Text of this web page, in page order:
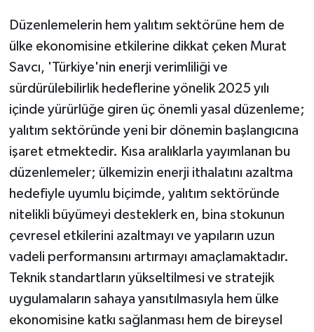
Düzenlemelerin hem yalıtım sektörüne hem de
ülke ekonomisine etkilerine dikkat çeken Murat
Savcı, 'Türkiye'nin enerji verimliliği ve
sürdürülebilirlik hedeflerine yönelik 2025 yılı
içinde yürürlüğe giren üç önemli yasal düzenleme;
yalıtım sektöründe yeni bir dönemin başlangıcına
işaret etmektedir. Kısa aralıklarla yayımlanan bu
düzenlemeler; ülkemizin enerji ithalatını azaltma
hedefiyle uyumlu biçimde, yalıtım sektöründe
nitelikli büyümeyi desteklerk en, bina stokunun
çevresel etkilerini azaltmayı ve yapıların uzun
vadeli performansını artırmayı amaçlamaktadır.
Teknik standartların yükseltilmesi ve stratejik
uygulamaların sahaya yansıtılmasıyla hem ülke
ekonomisine katkı sağlanması hem de bireysel